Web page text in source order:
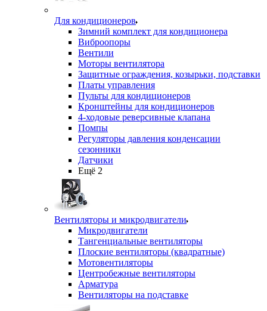
Для кондиционеров
Зимний комплект для кондиционера
Виброопоры
Вентили
Моторы вентилятора
Защитные ограждения, козырьки, подставки
Платы управления
Пульты для кондиционеров
Кронштейны для кондиционеров
4-ходовые реверсивные клапана
Помпы
Регуляторы давления конденсации
сезонники
Датчики
Ещё 2
Вентиляторы и микродвигатели
Микродвигатели
Тангенциальные вентиляторы
Плоские вентиляторы (квадратные)
Мотовентиляторы
Центробежные вентиляторы
Арматура
Вентиляторы на подставке